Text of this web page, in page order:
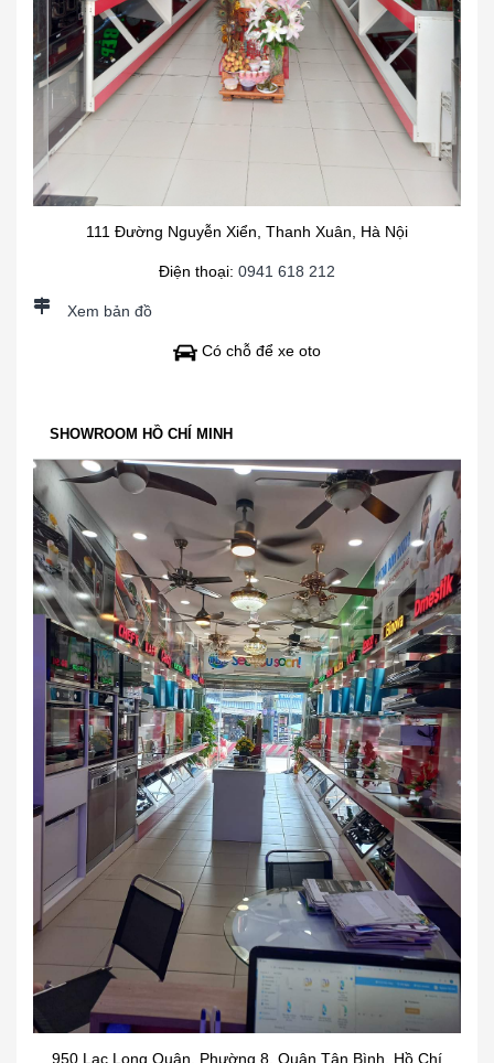
111 Đường Nguyễn Xiển, Thanh Xuân, Hà Nội
Điện thoại: 0941 618 212
Xem bản đồ
Có chỗ để xe oto
SHOWROOM HỒ CHÍ MINH
950 Lạc Long Quân, Phường 8, Quận Tân Bình, Hồ Chí